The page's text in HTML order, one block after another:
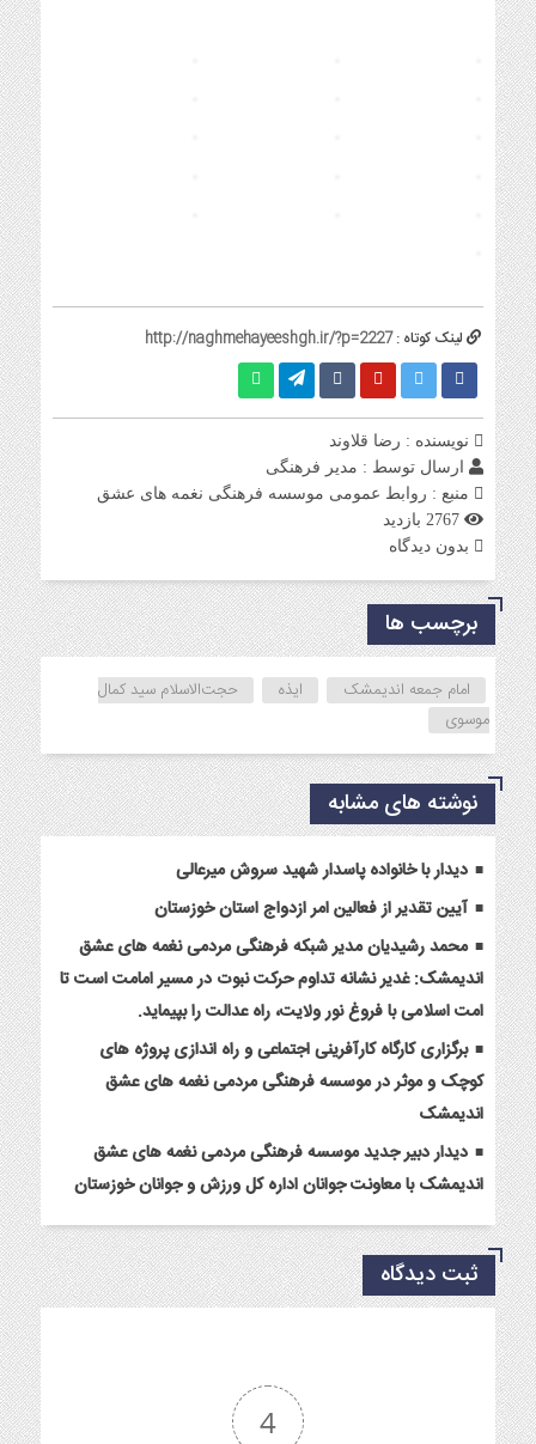
لینک کوتاه :http://naghmehayeeshgh.ir/?p=2227
نویسنده : رضا قلاوند
ارسال توسط : مدیر فرهنگی
منبع : روابط عمومی موسسه فرهنگی نغمه های عشق
بدون دیدگاه
برچسب ها
امام جمعه اندیمشک ایذه
حجت‌الاسلام سید کمال
موسوی
نوشته های مشابه
دیدار با خانواده پاسدار شهید سروش میرعالی
آیین تقدیر از فعالین امر ازدواج استان خوزستان
محمد رشیدیان مدیر شبکه فرهنگی مردمی نغمه های عشق
اندیمشک: غدیر نشانه تداوم حرکت نبوت در مسیر امامت است تا
امت اسلامی با فروغ نور ولایت، راه عدالت را بپیماید.
برگزاری کارگاه کارآفرینی اجتماعی و راه اندازی پروژه های
کوچک و موثر در موسسه فرهنگی مردمی نغمه های عشق
اندیمشک
دیدار دبیر جدید موسسه فرهنگی مردمی نغمه های عشق
اندیمشک با معاونت جوانان اداره کل ورزش و جوانان خوزستان
ثبت دیدگاه
4